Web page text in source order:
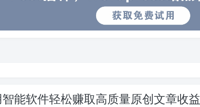
能软件轻松赚取高质量原创文章收益